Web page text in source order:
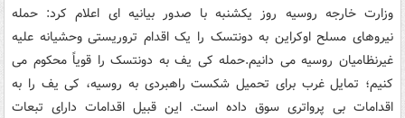
وزارت خارجه روسیه روز یکشنبه با صدور بیانیه ای اعلام کرد: حمله
نیروهای مسلح اوکراین به دونتسک را یک اقدام تروریستی وحشیانه علیه
غیرنظامیان روسیه می دانیم.حمله کی یف به دونتسک را قویاً محکوم می
کنیم؛ تمایل غرب برای تحمیل شکست راهبردی به روسیه، کی یف را به
اقدامات بی پرواتری سوق داده است. این قبیل اقدامات دارای تبعات